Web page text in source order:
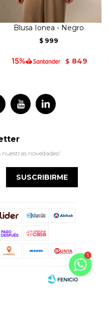
Blusa Ionea - Negro
$ 999
$ 849
 
novedades!
SUSCRIBIRME